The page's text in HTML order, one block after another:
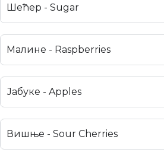
Шећер - Sugar
Малине - Raspberries
Јабуке - Apples
Вишње - Sour Cherries